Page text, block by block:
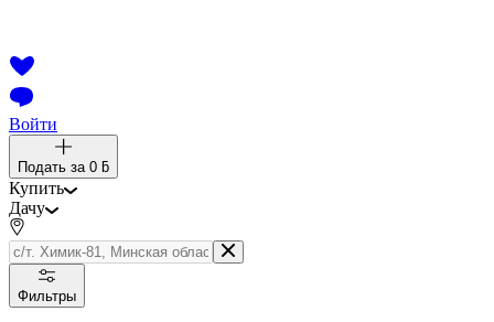
Войти
Подать за 0 ƃ
Купить
Дачу
Фильтры